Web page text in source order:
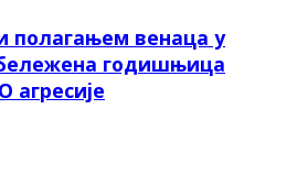
полагањем венаца у
годишњица
агресије